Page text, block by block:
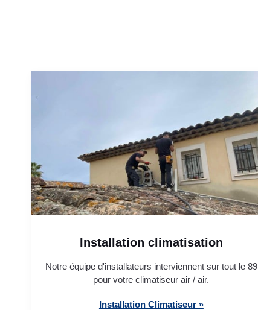
Installation climatisation
Notre équipe d'installateurs interviennent sur tout le 89
pour votre climatiseur air / air.
Installation Climatiseur »